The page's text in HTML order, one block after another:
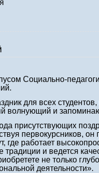
Социально-
для всех
волнующий и
присутствующих
первокурсников,
где работает
и ведется
не только
деятельности».